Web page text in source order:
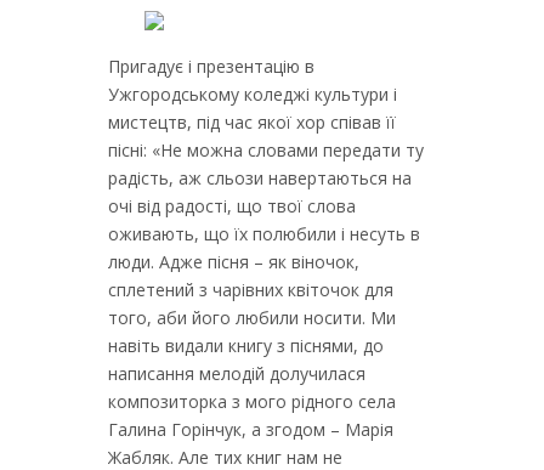
Пригадує і презентацію в
Ужгородському коледжі культури і
мистецтв, під час якої хор співав її
пісні: «Не можна словами передати ту
радість, аж сльози навертаються на
очі від радості, що твої слова
оживають, що їх полюбили і несуть в
люди. Адже пісня – як віночок,
сплетений з чарівних квіточок для
того, аби його любили носити. Ми
навіть видали книгу з піснями, до
написання мелодій долучилася
композиторка з мого рідного села
Галина Горінчук, а згодом – Марія
Жабляк. Але тих книг нам не